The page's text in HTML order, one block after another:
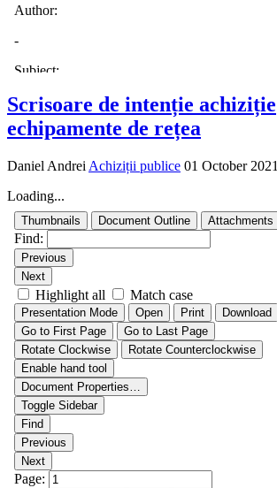
Scrisoare de intenție achiziție
echipamente de rețea
Daniel Andrei Achiziții publice 01 October 2021
Loading...